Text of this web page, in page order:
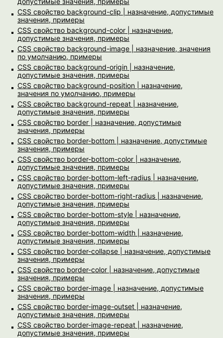
CSS свойство background-clip | назначение, допустимые
значения, примеры
CSS свойство background-color | назначение,
допустимые значения, примеры
CSS свойство background-image | назначение, значения
по умолчанию, примеры
CSS свойство background-origin | назначение,
допустимые значения, примеры
CSS свойство background-position | назначение,
значения по умолчанию, примеры
CSS свойство background-repeat | назначение,
допустимые значения, примеры
CSS свойство border | назначение, допустимые
значения, примеры
CSS свойство border-bottom | назначение, допустимые
значения, примеры
CSS свойство border-bottom-color | назначение,
допустимые значения, примеры
CSS свойство border-bottom-left-radius | назначение,
допустимые значения, примеры
CSS свойство border-bottom-right-radius | назначение,
допустимые значения, примеры
CSS свойство border-bottom-style | назначение,
допустимые значения, примеры
CSS свойство border-bottom-width | назначение,
допустимые значения, примеры
CSS свойство border-collapse | назначение, допустимые
значения, примеры
CSS свойство border-color | назначение, допустимые
значения, примеры
CSS свойство border-image | назначение, допустимые
значения, примеры
CSS свойство border-image-outset | назначение,
допустимые значения, примеры
CSS свойство border-image-repeat | назначение,
допустимые значения, примеры